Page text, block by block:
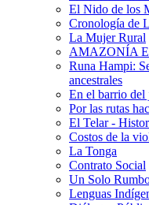
El Nido de los
Cronología de
La Mujer Rural
AMAZONÍA
Runa Hampi:
ancestrales
En el barrio del
Por las rutas
El Telar -
Costos de la
La Tonga
Contrato Social
Un Solo
Lenguas